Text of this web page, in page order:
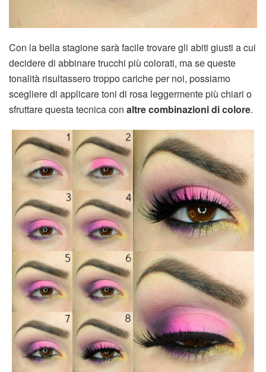
Con la bella stagione sarà facile trovare gli abiti giusti a cui
decidere di abbinare trucchi più colorati, ma se queste
tonalità risultassero troppo cariche per noi, possiamo
scegliere di applicare toni di rosa leggermente più chiari o
sfruttare questa tecnica con altre combinazioni di colore.